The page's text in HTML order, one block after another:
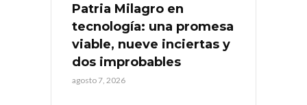
Patria Milagro en
tecnología: una promesa
viable, nueve inciertas y
dos improbables
agosto 7, 2026